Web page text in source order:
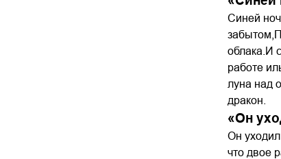
Синей
облака.И
работе
луна над
дракон.
«Он
Он
что двое